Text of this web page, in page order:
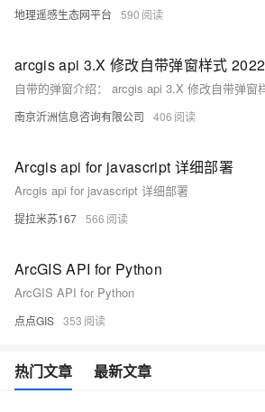
地理遥感生态网平台 590
arcgis api 3.X 修改自带弹窗样式
南京沂洲信息咨询有限公司 406
Arcgis api for javascript 详细部署
Arcgis api for javascript 详细部署
提拉米苏167 566
ArcGIS API for Python
ArcGIS API for Python
点点GIS 353
热门文章 最新文章